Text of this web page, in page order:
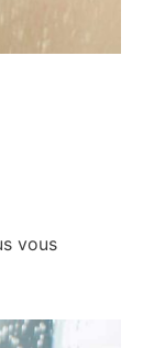
vous